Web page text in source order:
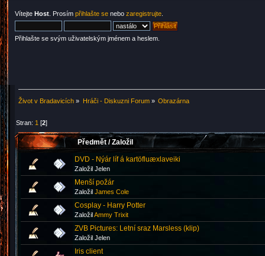
Vítejte Host . Prosím přihlašte se nebo zaregistrujte
Přihlašte se svým uživatelským jménem a heslem.
Život v Bradavicích » Hráči - Diskuzni Forum» Obrazárna
Stran: 1 [2]
Předmět /Založil
DVD - Nýár líf á kartöfluæxlaveiki
Založil Jelen
Menší požár
Založil James Cole
Cosplay - Harry Potter
ZaložilAmmy Trixit
ZVB Pictures: Letní sraz Marsless (klip)
Založil Jelen
Iris client